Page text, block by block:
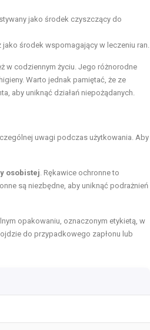
jako środek czyszczący do
środek wspomagający w leczeniu ran.
w codziennym życiu. Jego różnorodne
Warto jednak pamiętać, że ze
aby uniknąć działań niepożądanych.
uwagi podczas użytkowania. Aby
osobistej. Rękawice ochronne to
są niezbędne, aby uniknąć podrażnień
opakowaniu, oznaczonym etykietą, w
do przypadkowego zapłonu lub